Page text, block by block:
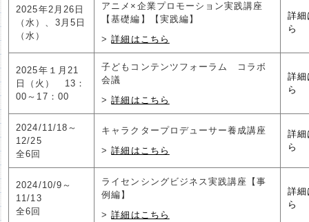
2025年2月26日
（水）、3月5日
（水）
アニメ×企業プロモーション実践講座
【基礎編】【実践編】
詳細はこちら
詳
ら
2025年１月21
日（火） 13：
00～17：00
子どもコンテンツフォーラム コラボ
会議
詳細はこちら
詳
ら
2024/11/18～
12/25
全6回
キャラクタープロデューサー養成講座
詳細はこちら
詳
ら
2024/10/9～
11/13
全6回
ライセンシングビジネス実践講座【事
例編】
詳細はこちら
詳
ら